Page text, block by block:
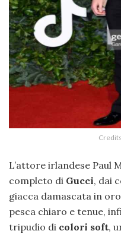
L’attore irlandese Paul
completo di Gucci, dai
giacca damascata in
pesca chiaro e tenue,
tripudio di colori soft,